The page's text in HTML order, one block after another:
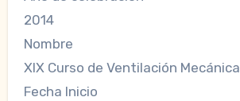
2014
Nombre
XIX Curso de Ventilación Mecánica
Fecha Inicio